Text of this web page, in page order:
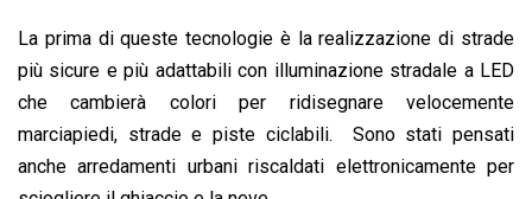
La prima di queste tecnologie è la realizzazione di strade
più sicure e più adattabili con illuminazione stradale a LED
che cambierà colori per ridisegnare velocemente
marciapiedi, strade e piste ciclabili. Sono stati pensati
anche arredamenti urbani riscaldati elettronicamente per